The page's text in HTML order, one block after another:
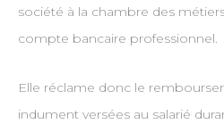
société à la chambre des
compte bancaire professionnel.
Elle réclame donc le
indument versées au salarié